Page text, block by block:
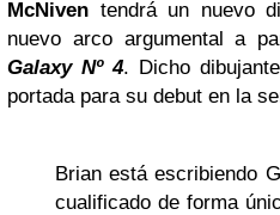
McNiven tendrá un nuevo
nuevo arco argumental a
Galaxy Nº 4. Dicho
portada para su debut en la
Brian está escribiendo
cualificado de forma